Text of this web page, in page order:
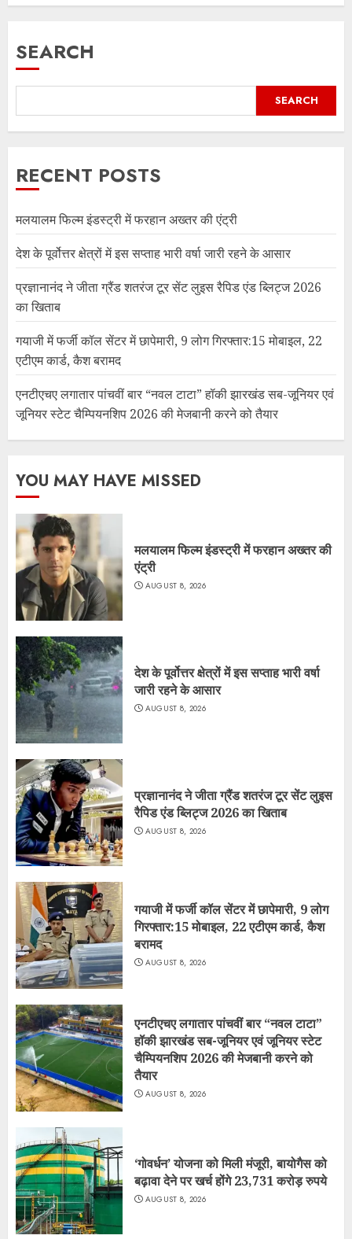
SEARCH
SEARCH
RECENT POSTS
मलयालम फिल्म इंडस्ट्री में फरहान अख्तर की एंट्री
देश के पूर्वोत्तर क्षेत्रों में इस सप्ताह भारी वर्षा जारी रहने के आसार
प्रज्ञानानंद ने जीता ग्रैंड शतरंज टूर सेंट लुइस रैपिड एंड ब्लिट्ज 2026
का खिताब
गयाजी में फर्जी कॉल सेंटर में छापेमारी, 9 लोग गिरफ्तार:15 मोबाइल, 22
एटीएम कार्ड, कैश बरामद
एनटीएचए लगातार पांचवीं बार “नवल टाटा” हॉकी झारखंड सब-जूनियर एवं
जूनियर स्टेट चैम्पियनशिप 2026 की मेजबानी करने को तैयार
YOU MAY HAVE MISSED
मलयालम फिल्म इंडस्ट्री में फरहान अख्तर की
एंट्री
AUGUST 8, 2026
देश के पूर्वोत्तर क्षेत्रों में इस सप्ताह भारी वर्षा
जारी रहने के आसार
AUGUST 8, 2026
प्रज्ञानानंद ने जीता ग्रैंड शतरंज टूर सेंट लुइस
रैपिड एंड ब्लिट्ज 2026 का खिताब
AUGUST 8, 2026
गयाजी में फर्जी कॉल सेंटर में छापेमारी, 9 लोग
गिरफ्तार:15 मोबाइल, 22 एटीएम कार्ड, कैश
बरामद
AUGUST 8, 2026
एनटीएचए लगातार पांचवीं बार “नवल टाटा”
हॉकी झारखंड सब-जूनियर एवं जूनियर स्टेट
चैम्पियनशिप 2026 की मेजबानी करने को
तैयार
AUGUST 8, 2026
‘गोवर्धन’ योजना को मिली मंजूरी, बायोगैस को
बढ़ावा देने पर खर्च होंगे 23,731 करोड़ रुपये
AUGUST 8, 2026